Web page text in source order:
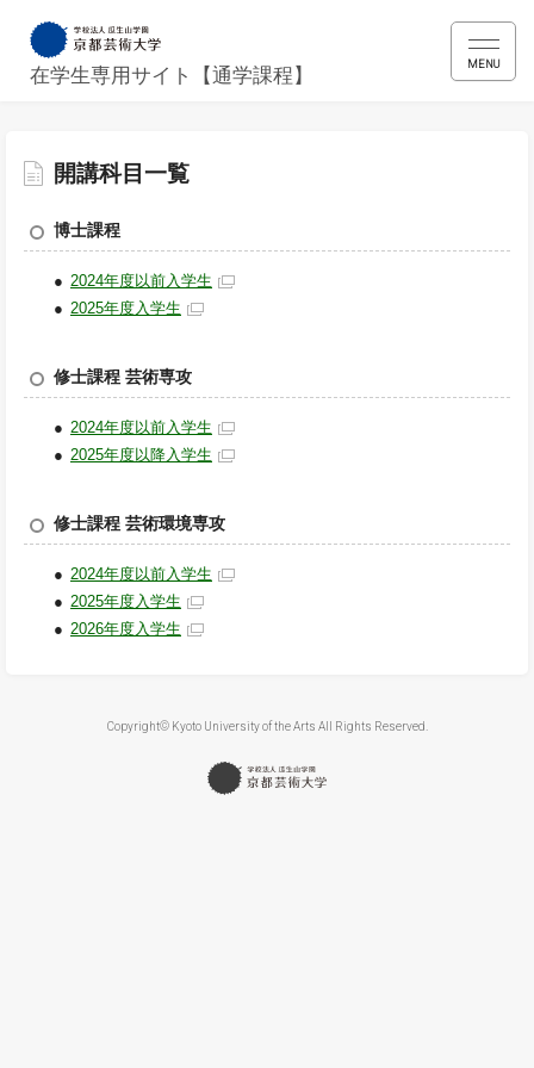
在学生専用サイト【通学課程】
MENU
開講科目一覧
博士課程
2024年度以前入学生
2025年度入学生
修士課程 芸術専攻
2024年度以前入学生
2025年度以降入学生
修士課程 芸術環境専攻
2024年度以前入学生
2025年度入学生
2026年度入学生
Copyright© Kyoto University of the Arts All Rights Reserved.